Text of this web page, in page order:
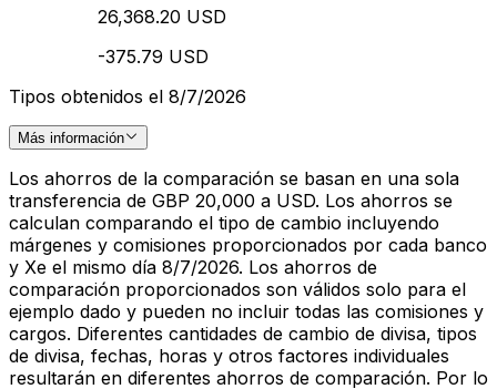
26,368.20 USD
-375.79 USD
Tipos obtenidos el 8/7/2026
Más información
Los ahorros de la comparación se basan en una sola
transferencia de GBP 20,000 a USD. Los ahorros se
calculan comparando el tipo de cambio incluyendo
márgenes y comisiones proporcionados por cada banco
y Xe el mismo día 8/7/2026. Los ahorros de
comparación proporcionados son válidos solo para el
ejemplo dado y pueden no incluir todas las comisiones y
cargos. Diferentes cantidades de cambio de divisa, tipos
de divisa, fechas, horas y otros factores individuales
resultarán en diferentes ahorros de comparación. Por lo